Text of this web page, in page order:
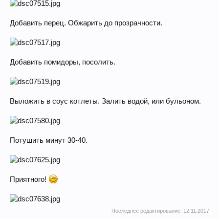
Добавить перец. Обжарить до прозрачности.
Добавить помидоры, посолить.
Выложить в соус котлеты. Залить водой, или бульоном.
Потушить минут 30-40.
Приятного!
Последнее редактирование: 12.11.2017